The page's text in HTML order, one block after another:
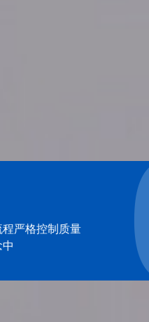
严格控制质量
完善的管理
企业有懂管理的人才,管理体系才能够
专业研发团队，十余年的产品研发